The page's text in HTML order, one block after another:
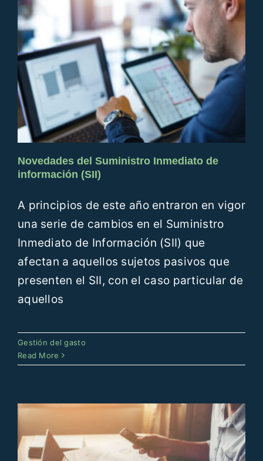
Novedades del Suministro Inmediato de
información (SII)
A principios de este año entraron en vigor
una serie de cambios en el Suministro
Inmediato de Información (SII) que
afectan a aquellos sujetos pasivos que
presenten el SII, con el caso particular de
aquellos
Gestión del gasto
Read More
La gestión de gastos en tiempos
de incertidumbre